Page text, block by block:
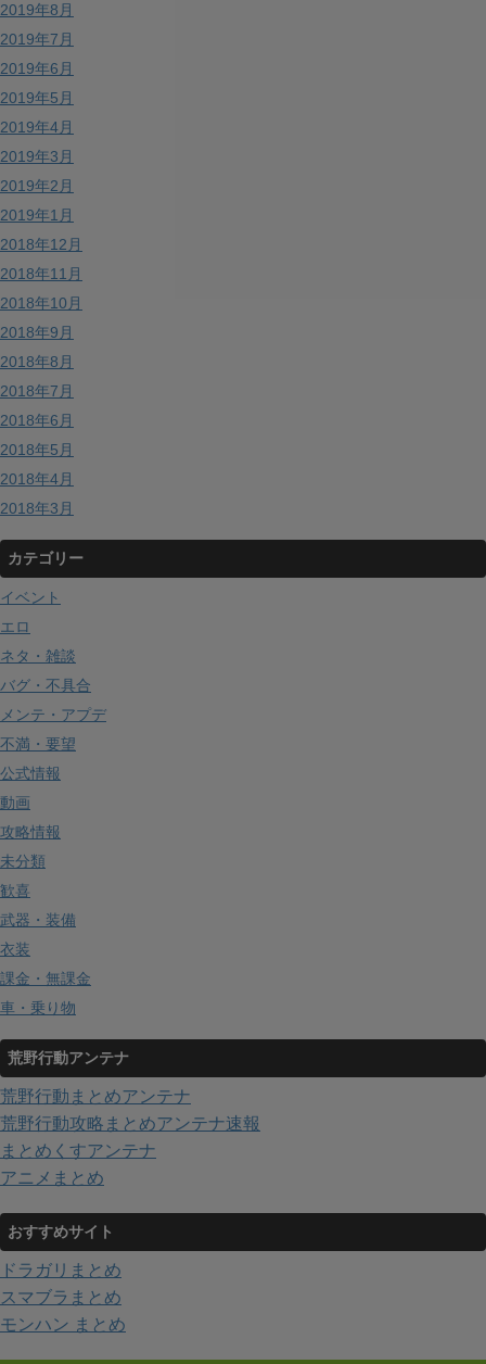
2019年8月
2019年7月
2019年6月
2019年5月
2019年4月
2019年3月
2019年2月
2019年1月
2018年12月
2018年11月
2018年10月
2018年9月
2018年8月
2018年7月
2018年6月
2018年5月
2018年4月
2018年3月
カテゴリー
イベント
エロ
ネタ・雑談
バグ・不具合
メンテ・アプデ
不満・要望
公式情報
動画
攻略情報
未分類
歓喜
武器・装備
衣装
課金・無課金
車・乗り物
荒野行動アンテナ
荒野行動まとめアンテナ
荒野行動攻略まとめアンテナ速報
まとめくすアンテナ
アニメまとめ
おすすめサイト
ドラガリまとめ
スマブラまとめ
モンハン まとめ